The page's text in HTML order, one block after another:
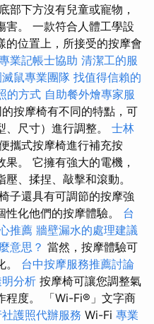
部下方沒有兒童或寵物，
害。 一款符合人體工學設
的位置上，所接受的按摩會
業記帳士協助 清潔工的服
鼠專業團隊 找值得信賴的
的方式 自助餐外燴專家服
按摩椅有不同的特點，可
尺寸）進行調整。 士林
攜式按摩椅進行補充按
。 它擁有強大的電機，
、揉捏、敲擊和滾動。
子還具有可調節的按摩強
化他們的按摩體驗。 台
推薦 牆壁漏水的處理建議
意思？ 當然，按摩體驗可
。 台中按摩服務推薦討論
分析 按摩椅可讓您調整氣
程度。 「Wi-Fi®」文字商
護照代辦服務 Wi-Fi 專業